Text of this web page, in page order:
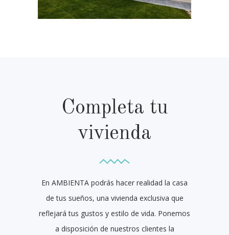
Completa tu
vivienda
En AMBIENTA podrás hacer realidad la casa
de tus sueños, una vivienda exclusiva que
reflejará tus gustos y estilo de vida. Ponemos
a disposición de nuestros clientes la